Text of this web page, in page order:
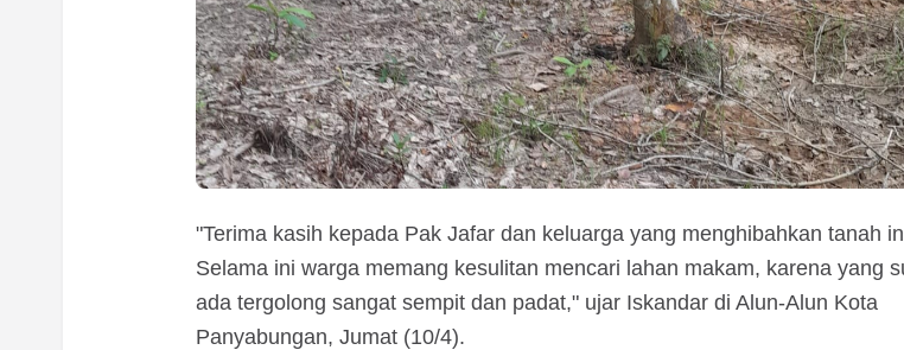
"Terima kasih kepada Pak Jafar dan keluarga yang menghibahkan tanah
Selama ini warga memang kesulitan mencari lahan makam, karena yang
ada tergolong sangat sempit dan padat," ujar Iskandar di Alun-Alun Kota
Panyabungan, Jumat (10/4).